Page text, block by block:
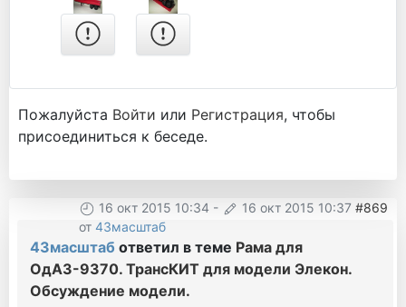
Пожалуйста Войти или Регистрация, чтобы
присоединиться к беседе.
16 окт 2015 10:34 - 16 окт 2015 10:37 #869
от 43масштаб
43масштаб ответил в теме Рама для
ОдАЗ-9370. ТрансКИТ для модели Элекон.
Обсуждение модели.